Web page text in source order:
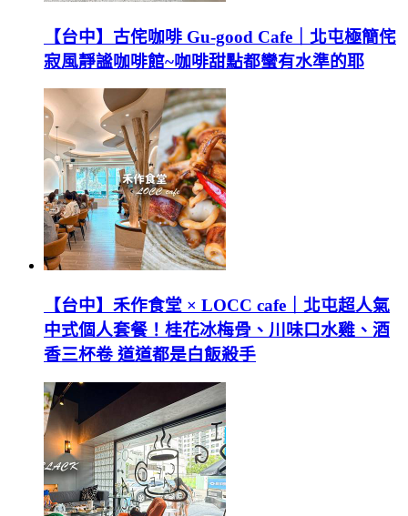
【台中】古侘咖啡 Gu-good Cafe｜北屯極簡侘
寂風靜謐咖啡館~咖啡甜點都蠻有水準的耶
【台中】禾作食堂 × LOCC cafe｜北屯超人氣
中式個人套餐！桂花冰梅骨、川味口水雞、酒
香三杯卷 道道都是白飯殺手